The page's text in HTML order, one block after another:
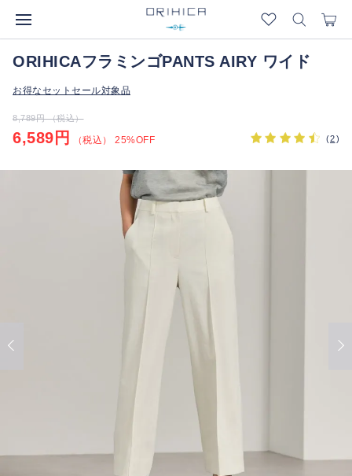
ORIHICAフラミンゴPANTS AIRY ワイド
お得なセットセール対象品
8,789円 （税込）
6,589円 （税込） 25%OFF (2)